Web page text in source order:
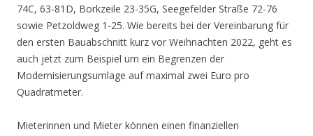
74C, 63-81D, Borkzeile 23-35G, Seegefelder Straße 72-76
sowie Petzoldweg 1-25. Wie bereits bei der Vereinbarung für
den ersten Bauabschnitt kurz vor Weihnachten 2022, geht es
auch jetzt zum Beispiel um ein Begrenzen der
Modernisierungsumlage auf maximal zwei Euro pro
Quadratmeter.
Mieterinnen und Mieter können einen finanziellen